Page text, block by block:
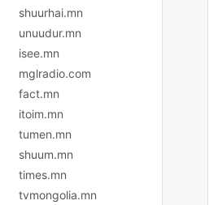
shuurhai.mn
unuudur.mn
isee.mn
mglradio.com
fact.mn
itoim.mn
tumen.mn
shuum.mn
times.mn
tvmongolia.mn